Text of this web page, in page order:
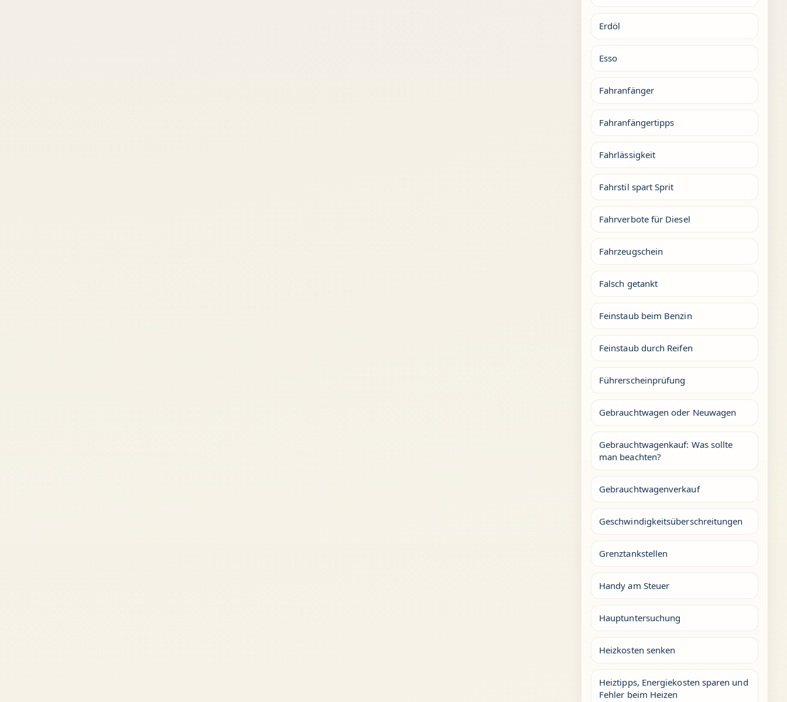
Erdöl
Esso
Fahranfänger
Fahranfängertipps
Fahrlässigkeit
Fahrstil spart Sprit
Fahrverbote für Diesel
Fahrzeugschein
Falsch getankt
Feinstaub beim Benzin
Feinstaub durch Reifen
Führerscheinprüfung
Gebrauchtwagen oder Neuwagen
Gebrauchtwagenkauf: Was sollte
man beachten?
Gebrauchtwagenverkauf
Geschwindigkeitsüberschreitungen
Grenztankstellen
Handy am Steuer
Hauptuntersuchung
Heizkosten senken
Heiztipps, Energiekosten sparen und
Fehler beim Heizen